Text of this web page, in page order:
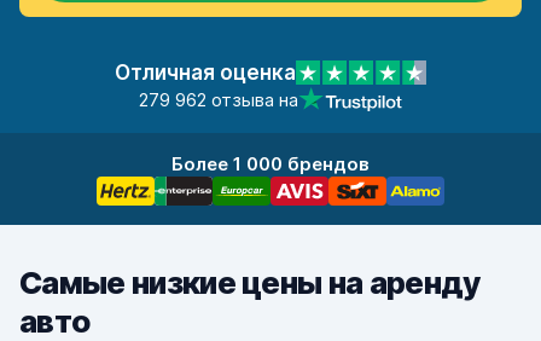
Отличная оценка
279 962 отзыва на
Более 1 000 брендов
Самые низкие цены на аренду
авто